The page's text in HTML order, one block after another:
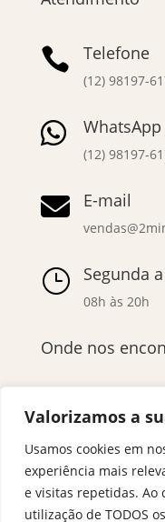
Valorizamos a
Usamos cookies em
experiência mais
e visitas repetidas. Ao
utilização de TODOS
 Telefone
(12) 98197-
 WhatsApp
(12) 98197-
 E-mail
} Segunda
08h às 20h
Onde nos